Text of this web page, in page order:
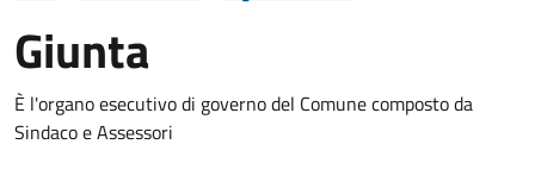
Giunta
È l'organo esecutivo di governo del Comune composto da
Sindaco e Assessori